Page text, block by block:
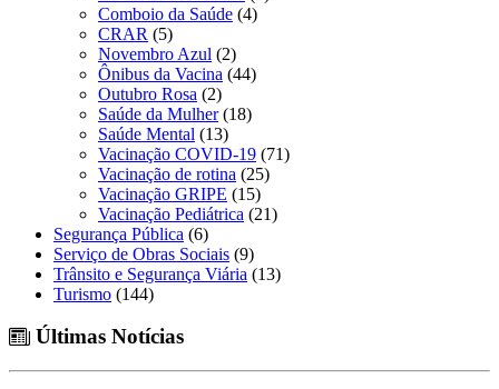
Comboio da Saúde (4)
CRAR (5)
Novembro Azul (2)
Ônibus da Vacina (44)
Outubro Rosa (2)
Saúde da Mulher(18)
Saúde Mental (13)
Vacinação COVID-19 (71)
Vacinação de rotina (25)
Vacinação GRIPE (15)
Vacinação Pediátrica (21)
Segurança Pública (6)
Serviço de Obras Sociais (9)
Trânsito e Segurança Viária (13)
Turismo (144)
Últimas Notícias